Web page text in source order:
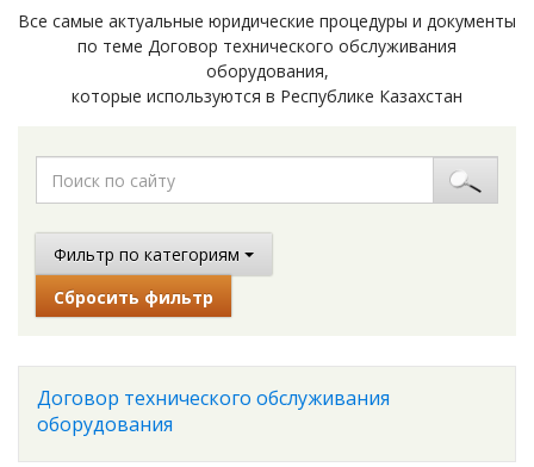
Все самые актуальные юридические процедуры и документы
по теме Договор технического обслуживания
оборудования,
которые используются в Республике Казахстан
Фильтр по категориям
Сбросить фильтр
Договор технического обслуживания
оборудования